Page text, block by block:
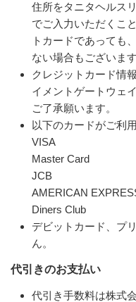
住所をタニタヘルス
でご入力いただくこ
トカードであっても
ない場合もございます
クレジットカード情
イメントゲートウェ
ご了承願います。
以下のカードがご利
VISA
Master Card
JCB
AMERICAN
Diners Club
デビットカード、プ
ん。
代引きのお支払い
代引き手数料は株式